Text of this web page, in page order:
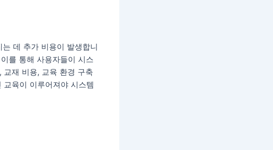
데 추가 비용이 발생합니
를 통해 사용자들이 시스
교재 비용, 교육 환경 구축
육이 이루어져야 시스템